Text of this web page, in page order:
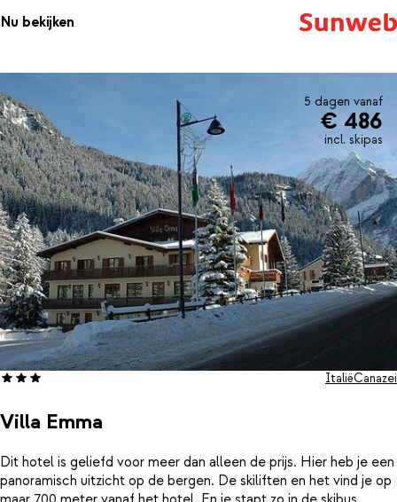
bergtoppen.Hotel Dolomites Inn is de ideale uitvalsbasis voor
ervaren wintersporter bent of juist voor het eerst de piste op
gaat, in Hotel Dolomites Inn voel je je direct thuis.
Nu bekijken
5 dagen vanaf
€ 486
incl. skipas
Villa Emma
ItaliëCanazei
Dit hotel is geliefd voor meer dan alleen de prijs. Hier heb je een
panoramisch uitzicht op de bergen. De skiliften en het vind je op